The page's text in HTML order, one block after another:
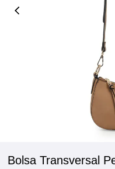
Bolsa Transversal